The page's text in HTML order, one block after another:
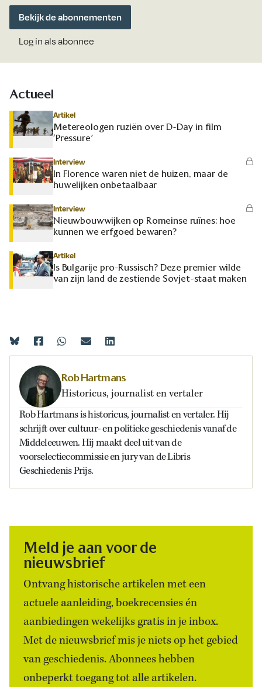
Bekijk de abonnementen
Log in als abonnee
Actueel
Artikel
Metereologen ruziën over D-Day in film
‘Pressure’
Interview
In Florence waren niet de huizen, maar de
huwelijken onbetaalbaar
Interview
Nieuwbouwwijken op Romeinse ruïnes: hoe
kunnen we erfgoed bewaren?
Artikel
Is Bulgarije pro-Russisch? Deze premier wilde
van zijn land de zestiende Sovjet-staat maken
Rob Hartmans
Historicus, journalist en vertaler
Rob Hartmans is historicus, journalist en vertaler. Hij
schrijft over cultuur- en politieke geschiedenis vanaf de
Middeleeuwen. Hij maakt deel uit van de
voorselectiecommissie en jury van de Libris
Geschiedenis Prijs.
Meld je aan voor de
nieuwsbrief
Ontvang historische artikelen met een
actuele aanleiding, boekrecensies én
aanbiedingen wekelijks gratis in je inbox.
Met de nieuwsbrief mis je niets op het gebied
van geschiedenis. Abonnees hebben
onbeperkt toegang tot alle artikelen.